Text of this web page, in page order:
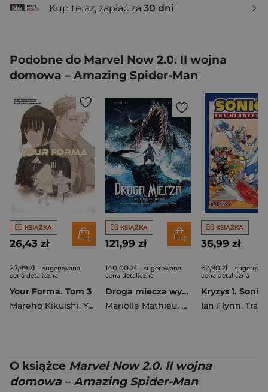
Kup teraz, zapłać za 30 dni
Podobne do Marvel Now 2.0. II wojna
domowa – Amazing Spider-Man
KSIĄŻKA
26,43 zł
27,99 zł - sugerowana
cena detaliczna
Your Forma. Tom 3
Mareho Kikuishi, Yoshinori Kisaragi
KSIĄŻKA
121,99 zł
140,00 zł - sugerowana
cena detaliczna
Droga miecza wyd. zbiorcze
Mariolle Mathieu, Ferniani Federico,
KSIĄŻKA
36,99 zł
62,90 zł -
cena detaliczna
Ian Flynn, Tracy
O książce Marvel Now 2.0. II wojna
domowa – Amazing Spider-Man